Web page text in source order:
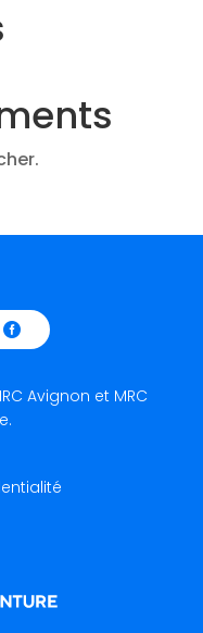
Avignon et MRC